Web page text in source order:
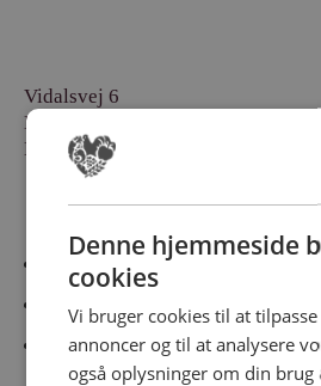
Vidalsvej 6
DK-9230 Svenstrup
Denmark
Cateringmesse Nord
Cateringmesse Syd
Cateringmesse Thy
Denne hjemmeside
cookies
Vi bruger cookies til at
annoncer og til at analysere
også oplysninger om din brug